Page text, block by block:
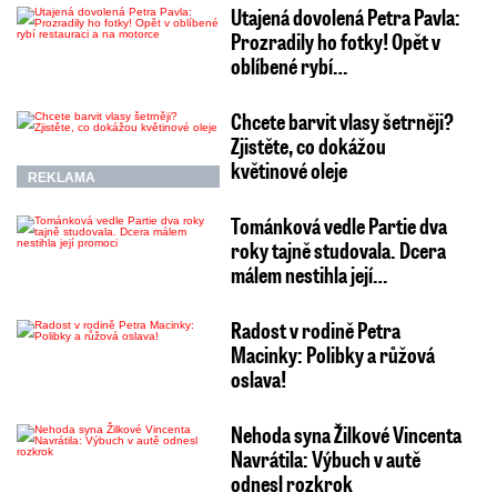
Utajená dovolená Petra Pavla:
Prozradily ho fotky! Opět v
oblíbené rybí…
REKLAMA
Chcete barvit vlasy šetrněji?
Zjistěte, co dokážou
květinové oleje
Tománková vedle Partie dva
roky tajně studovala. Dcera
málem nestihla její…
Radost v rodině Petra
Macinky: Polibky a růžová
oslava!
Nehoda syna Žilkové Vincenta
Navrátila: Výbuch v autě
odnesl rozkrok